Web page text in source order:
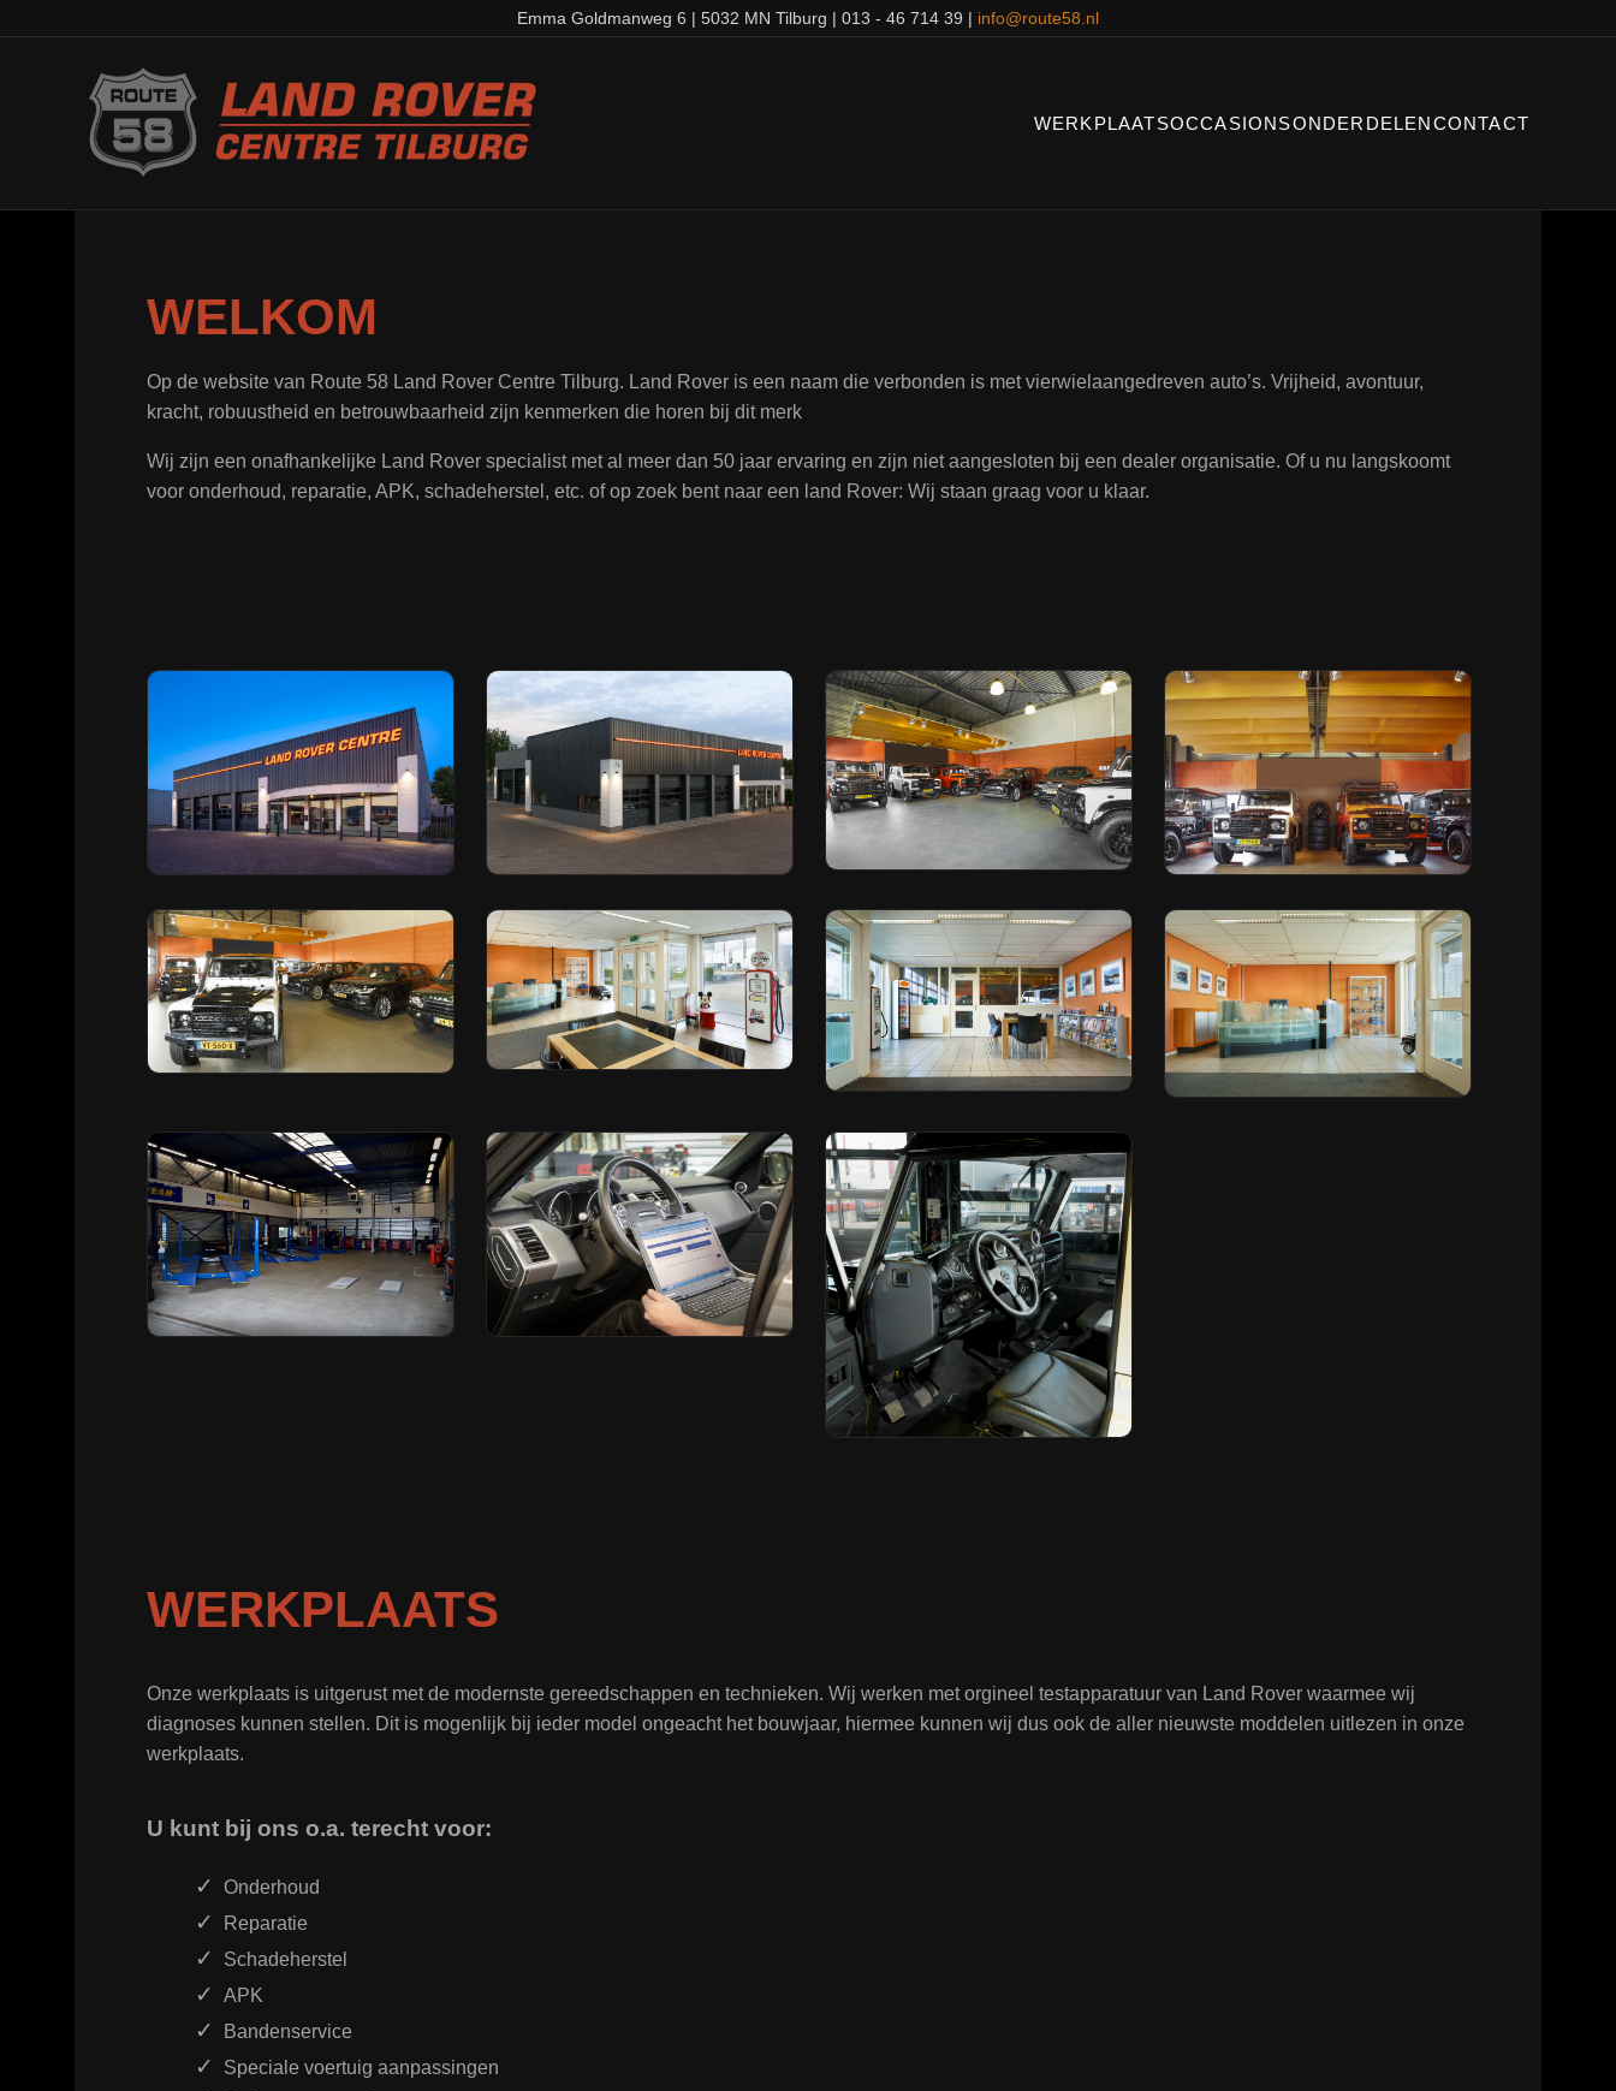
Emma Goldmanweg 6 | 5032 MN Tilburg | 013 - 46 714 39 | info@route58.nl
WERKPLAATSOCCASIONSONDERDELENCONTACT
WELKOM
Op de website van Route 58 Land Rover Centre Tilburg. Land Rover is een naam die verbonden is met vierwielaangedreven auto’s. Vrijheid, avontuur,
kracht, robuustheid en betrouwbaarheid zijn kenmerken die horen bij dit merk
Wij zijn een onafhankelijke Land Rover specialist met al meer dan 50 jaar ervaring en zijn niet aangesloten bij een dealer organisatie. Of u nu langskoomt
voor onderhoud, reparatie, APK, schadeherstel, etc. of op zoek bent naar een land Rover: Wij staan graag voor u klaar.
WERKPLAATS
Onze werkplaats is uitgerust met de modernste gereedschappen en technieken. Wij werken met orgineel testapparatuur van Land Rover waarmee wij
diagnoses kunnen stellen. Dit is mogenlijk bij ieder model ongeacht het bouwjaar, hiermee kunnen wij dus ook de aller nieuwste moddelen uitlezen in onze
werkplaats.
U kunt bij ons o.a. terecht voor:
Onderhoud
Reparatie
Schadeherstel
APK
Bandenservice
Speciale voertuig aanpassingen